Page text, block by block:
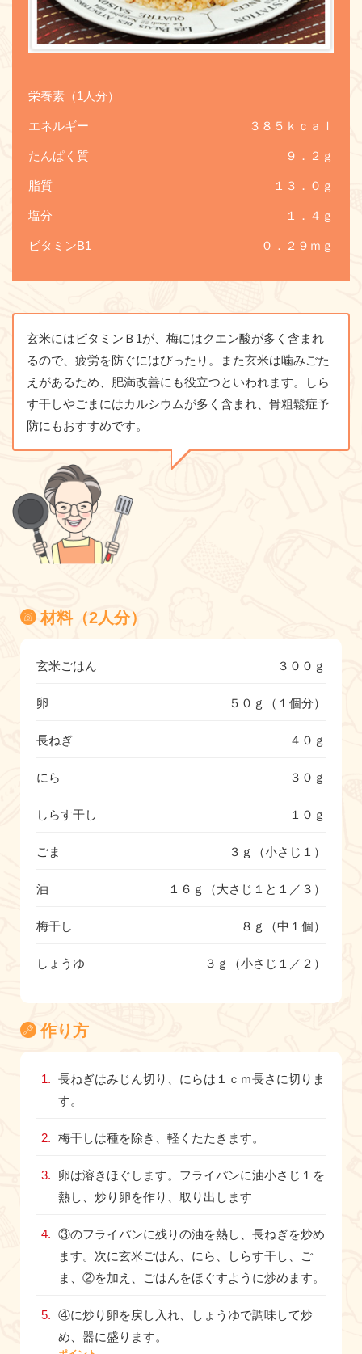
栄養素（1人分）
エネルギー ３８５ｋｃａｌ
たんぱく質 ９．２ｇ
脂質 １３．０ｇ
塩分 １．４ｇ
ビタミンB1 ０．２９ｍｇ
玄米にはビタミンＢ1が、梅にはクエン酸が多く含まれ
るので、疲労を防ぐにはぴったり。また玄米は噛みごた
えがあるため、肥満改善にも役立つといわれます。しら
す干しやごまにはカルシウムが多く含まれ、骨粗鬆症予
防にもおすすめです。
材料（2人分）
玄米ごはん ３００ｇ
卵 ５０ｇ（１個分）
長ねぎ ４０ｇ
にら ３０ｇ
しらす干し １０ｇ
ごま ３ｇ（小さじ１）
油 １６ｇ（大さじ１と１／３）
梅干し ８ｇ（中１個）
しょうゆ ３ｇ（小さじ１／２）
作り方
長ねぎはみじん切り、にらは１ｃｍ長さに切りま
す。
梅干しは種を除き、軽くたたきます。
卵は溶きほぐします。フライパンに油小さじ１を
熱し、炒り卵を作り、取り出します
③のフライパンに残りの油を熱し、長ねぎを炒め
ます。次に玄米ごはん、にら、しらす干し、ご
ま、②を加え、ごはんをほぐすように炒めます。
④に炒り卵を戻し入れ、しょうゆで調味して炒
め、器に盛ります。